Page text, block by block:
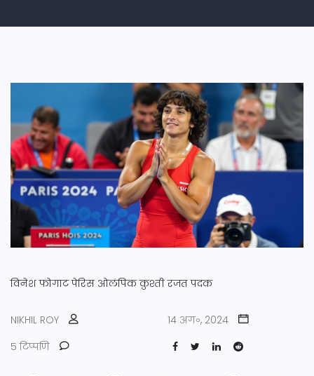
विनेश फोगाट पेरिस ओलंपिक कुश्ती रजत पदक
NIKHIL ROY
14 अग॰, 2024
5 टिप्पणि